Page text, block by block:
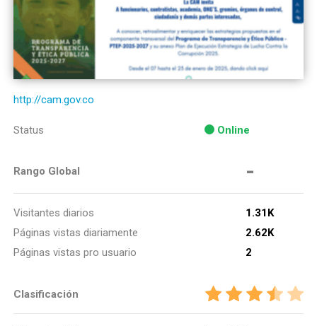
http://cam.gov.co
Status Online
Rango Global -
Visitantes diarios
1.31K
Páginas vistas diariamente
2.62K
Páginas vistas pro usuario
2
Clasificación